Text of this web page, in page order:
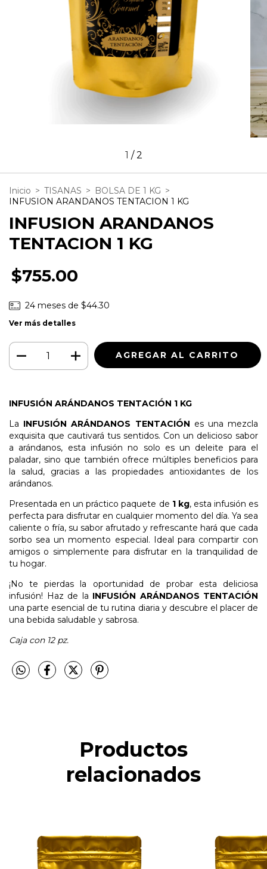
1 /2
Inicio > TISANAS > BOLSA DE 1 KG >
INFUSION ARANDANOS TENTACION 1 KG
INFUSION ARANDANOS
TENTACION 1 KG
$755.00
24 meses de $44.30
Ver más detalles
INFUSIÓN ARÁNDANOS TENTACIÓN 1 KG
La INFUSIÓN ARÁNDANOS TENTACIÓN es una mezcla
exquisita que cautivará tus sentidos. Con un delicioso sabor
a arándanos, esta infusión no solo es un deleite para el
paladar, sino que también ofrece múltiples beneficios para
la salud, gracias a las propiedades antioxidantes de los
arándanos.
Presentada en un práctico paquete de 1 kg, esta infusión es
perfecta para disfrutar en cualquier momento del día. Ya sea
caliente o fría, su sabor afrutado y refrescante hará que cada
sorbo sea un momento especial. Ideal para compartir con
amigos o simplemente para disfrutar en la tranquilidad de
tu hogar.
¡No te pierdas la oportunidad de probar esta deliciosa
infusión! Haz de la INFUSIÓN ARÁNDANOS TENTACIÓN
una parte esencial de tu rutina diaria y descubre el placer de
una bebida saludable y sabrosa.
Caja con 12 pz.
Productos
relacionados